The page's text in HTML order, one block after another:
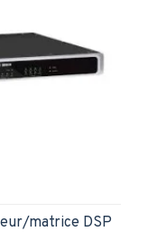
matrice DSP